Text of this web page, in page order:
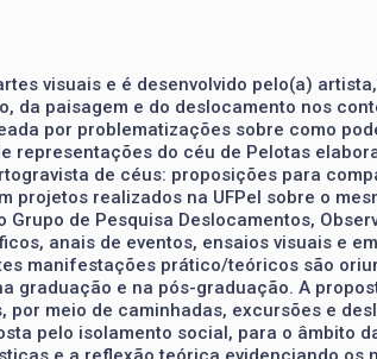
visuais e é desenvolvido pelo(a)
da paisagem e do deslocamento nos
por problematizações sobre como
representações do céu de Pelotas
de céus: proposições para
projetos realizados na UFPel sobre o
de Pesquisa Deslocamentos,
anais de eventos, ensaios visuais e
manifestações prático/teóricos são
graduação e na pós-graduação. A
meio de caminhadas, excursões e
pelo isolamento social, para o âmbito